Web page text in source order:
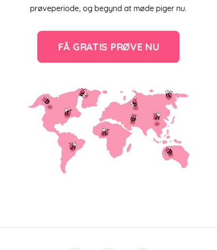
prøveperiode, og begynd at møde piger nu.
FÅ GRATIS PRØVE NU